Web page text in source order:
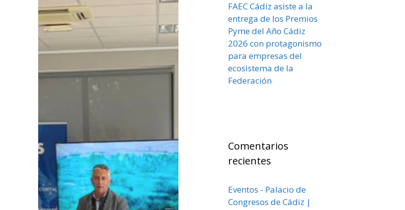
FAEC Cádiz asiste a la
entrega de los Premios
Pyme del Año Cádiz
2026 con protagonismo
para empresas del
ecosistema de la
Federación
Comentarios
recientes
Eventos - Palacio de
Congresos de Cádiz |